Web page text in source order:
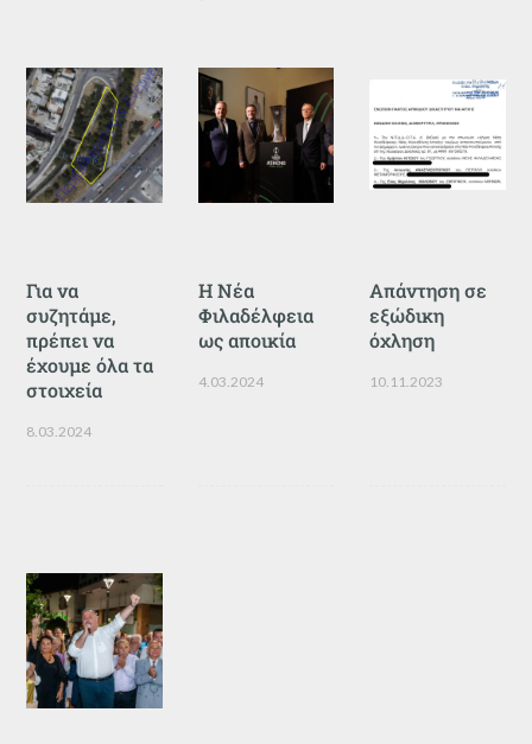
Για να
συζητάμε,
πρέπει να
έχουμε όλα τα
στοιχεία
8.03.2024
Η Νέα
Φιλαδέλφεια
ως αποικία
4.03.2024
Απάντηση σε
εξώδικη
όχληση
10.11.2023